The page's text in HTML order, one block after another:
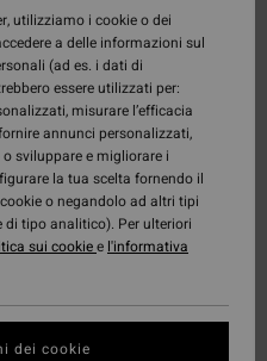
utilizziamo i cookie o dei
a delle informazioni sul
(ad es. i dati di
essere utilizzati per:
misurare l’efficacia
annunci personalizzati,
sviluppare e migliorare i
la tua scelta fornendo il
o negandolo ad altri tipi
di tipo analitico). Per ulteriori
sui cookiee l'informativa
dei cookie